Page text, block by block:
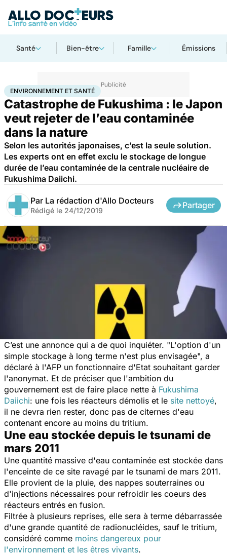
Santé Bien-être Famille Émissions
AccueilSantéMaladiesCancerEnvironnement et santé
ENVIRONNEMENT ET SANTÉ
Catastrophe de Fukushima : le Japon
veut rejeter de l’eau contaminée
dans la nature
Selon les autorités japonaises, c’est la seule solution.
Les experts ont en effet exclu le stockage de longue
durée de l’eau contaminée de la centrale nucléaire de
Fukushima Daiichi.
Par La rédaction d'Allo Docteurs
Rédigé le 24/12/2019
Partager
C’est une annonce qui a de quoi inquiéter. "L'option d'un
simple stockage à long terme n'est plus envisagée", a
déclaré à l'AFP un fonctionnaire d'Etat souhaitant garder
l'anonymat. Et de préciser que l'ambition du
gouvernement est de faire place nette à Fukushima
Daiichi: une fois les réacteurs démolis et le site nettoyé,
il ne devra rien rester, donc pas de citernes d'eau
contenant encore au moins du tritium.
Une eau stockée depuis le tsunami de
mars 2011
Une quantité massive d'eau contaminée est stockée dans
l'enceinte de ce site ravagé par le tsunami de mars 2011.
Elle provient de la pluie, des nappes souterraines ou
d'injections nécessaires pour refroidir les coeurs des
réacteurs entrés en fusion.
Filtrée à plusieurs reprises, elle sera à terme débarrassée
d'une grande quantité de radionucléides, sauf le tritium,
considéré comme moins dangereux pour
l'environnement et les êtres vivants.